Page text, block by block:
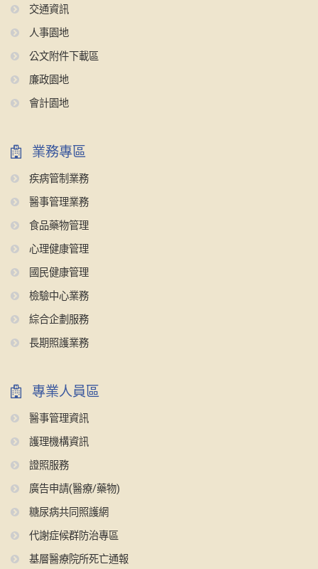
交通資訊
人事園地
公文附件下載區
廉政園地
會計園地
業務專區
疾病管制業務
醫事管理業務
食品藥物管理
心理健康管理
國民健康管理
檢驗中心業務
綜合企劃服務
長期照護業務
專業人員區
醫事管理資訊
護理機構資訊
證照服務
廣告申請(醫療/藥物)
糖尿病共同照護網
代謝症候群防治專區
基層醫療院所死亡通報